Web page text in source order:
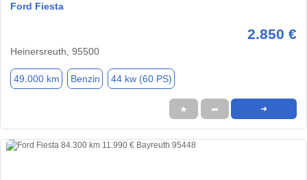
Ford Fiesta
2.850 €
Heinersreuth, 95500
49.000 km Benzin 44 kw (60 PS)
★ ➦ ➜